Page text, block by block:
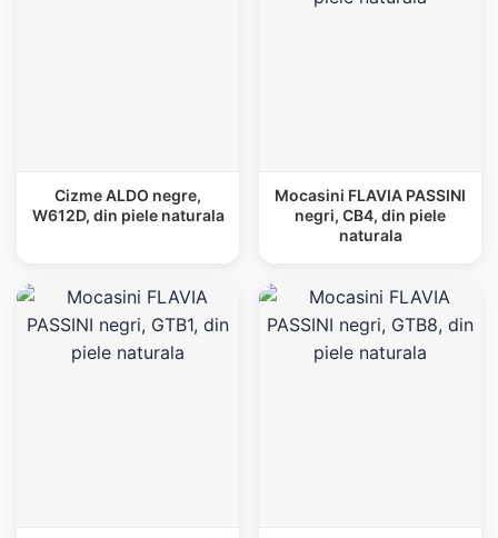
Cizme ALDO negre,
W612D, din piele naturala
Mocasini FLAVIA PASSINI
negri, CB4, din piele
naturala